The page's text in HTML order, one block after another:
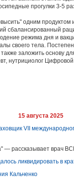
прогулки 3-5
одним продуктом
сбалансированный
режима дня и
своего тела.
заложить основу
нутрициолог
15 августа 2025
VII
— рассказывает врач
ликвидировать в
Кальченко